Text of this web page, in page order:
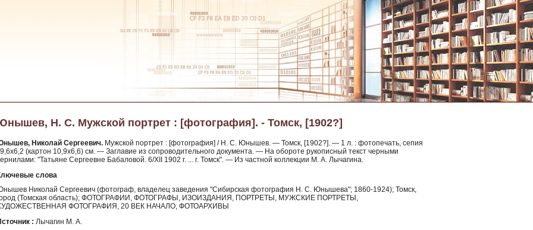
Н. С. Мужской портрет : [фотография]. - Томск, [1902?]
Николай Сергеевич. Мужской портрет : [фотография] / Н. С. Юнышев. — Томск, [1902?]. — 1 л. : фотопечать, сепия
(картон 10,9x6,6) см. — Заглавие из сопроводительного документа. — На обороте рукописный текст черными
"Татьяне Сергеевне Бабаловой. 6/XII 1902 г. ... г. Томск". — Из частной коллекции М. А. Лычагина.
слова
Николай Сергеевич (фотограф, владелец заведения "Сибирская фотография Н. С. Юнышева"; 1860-1924); Томск,
(Томская область); ФОТОГРАФИИ, ФОТОГРАФЫ, ИЗОИЗДАНИЯ, ПОРТРЕТЫ, МУЖСКИЕ ПОРТРЕТЫ,
ФОТОГРАФИЯ, 20 ВЕК НАЧАЛО, ФОТОАРХИВЫ
: Лычагин М. А.